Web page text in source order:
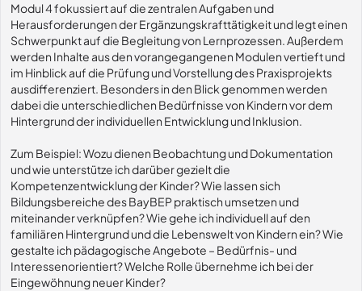
Modul 4 fokussiert auf die zentralen Aufgaben und
Herausforderungen der Ergänzungskrafttätigkeit und legt einen
Schwerpunkt auf die Begleitung von Lernprozessen. Außerdem
werden Inhalte aus den vorangegangenen Modulen vertieft und
im Hinblick auf die Prüfung und Vorstellung des Praxisprojekts
ausdifferenziert. Besonders in den Blick genommen werden
dabei die unterschiedlichen Bedürfnisse von Kindern vor dem
Hintergrund der individuellen Entwicklung und Inklusion.
Zum Beispiel: Wozu dienen Beobachtung und Dokumentation
und wie unterstütze ich darüber gezielt die
Kompetenzentwicklung der Kinder? Wie lassen sich
Bildungsbereiche des BayBEP praktisch umsetzen und
miteinander verknüpfen? Wie gehe ich individuell auf den
familiären Hintergrund und die Lebenswelt von Kindern ein? Wie
gestalte ich pädagogische Angebote – Bedürfnis- und
Interessenorientiert? Welche Rolle übernehme ich bei der
Eingewöhnung neuer Kinder?